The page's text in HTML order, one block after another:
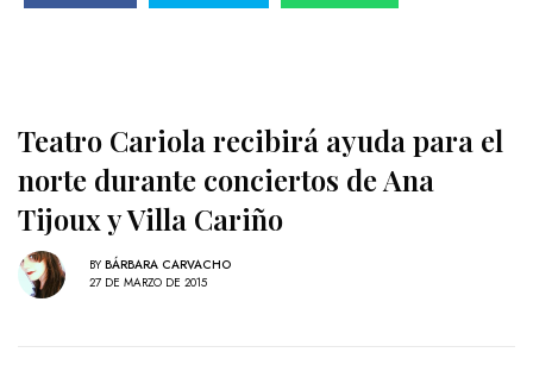
Teatro Cariola recibirá ayuda para el
norte durante conciertos de Ana
Tijoux y Villa Cariño
BY BÁRBARA CARVACHO
27 DE MARZO DE 2015